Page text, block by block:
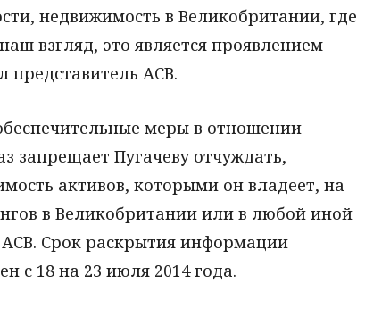
недвижимость в Великобритании, где
взгляд, это является проявлением
представитель АСВ.
меры в отношении
запрещает Пугачеву отчуждать,
активов, которыми он владеет, на
в Великобритании или в любой иной
Срок раскрытия информации
с 18 на 23 июля 2014 года.